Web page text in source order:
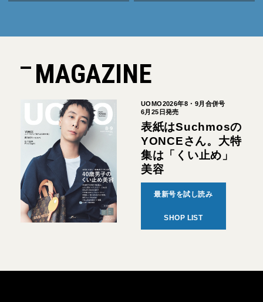
MAGAZINE
UOMO2026年8・9月合併号
6月25日発売
表紙はSuchmosの
YONCEさん。大特
集は「くい止め」
美容
最新号を試し読み
SHOP LIST